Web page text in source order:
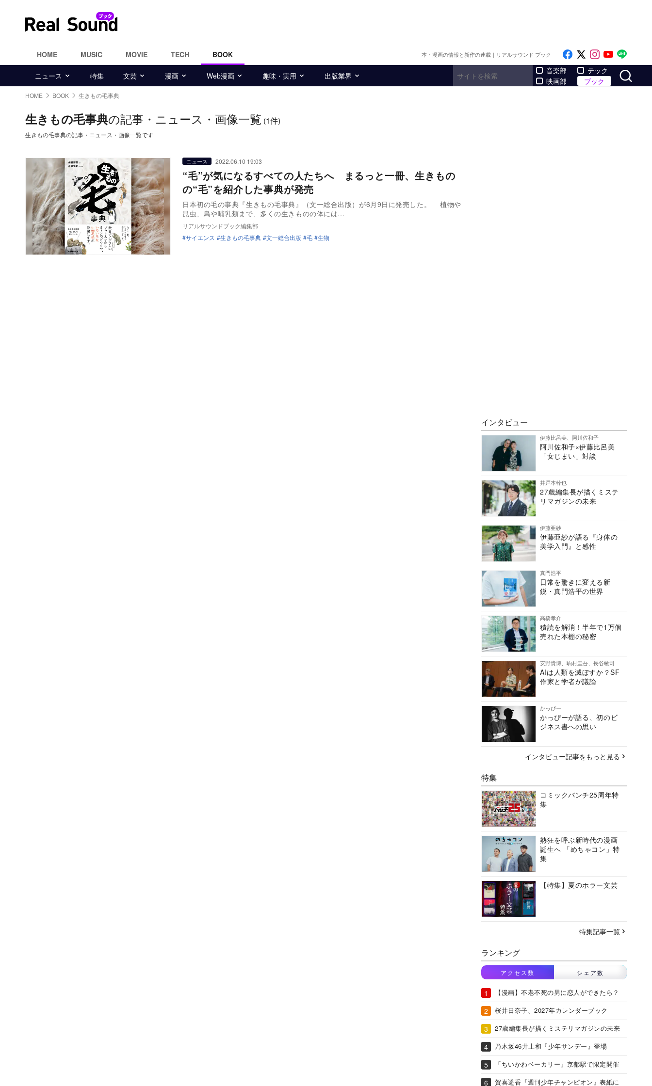
HOME MUSIC MOVIE TECH BOOK 本・漫画の情報と新作の連載｜リアルサウンド ブック Like on Facebook
Follow on x
Follow on
Follow
ニュース 特集 文芸 漫画 Web漫画 趣味・実用 出版業界
音楽部
映画部
テック
ブック
HOME BOOK 生きもの毛事典
生きもの毛事典の記事・ニュース・画像一覧 (1件)
生きもの毛事典の記事・ニュース・画像一覧です
ニュース 2022.06.10 19:03
“毛”が気になるすべての人たちへ まるっと一冊、生きもの
の“毛”を紹介した事典が発売
日本初の毛の事典『生きもの毛事典』（文一総合出版）が6月9日に発売した。 植物や
昆虫、鳥や哺乳類まで、多くの生きものの体には…
リアルサウンドブック編集部
サイエンス
生きもの毛事典 文一総合出版 毛 生物
インタビュー
伊藤比呂美、阿川佐和子
阿川佐和子×伊藤比呂美
「女じまい」対談
井戸本幹也
27歳編集長が描くミステ
リマガジンの未来
伊藤亜紗
伊藤亜紗が語る『身体の
美学入門』と感性
真門浩平
日常を驚きに変える新
鋭・真門浩平の世界
高橋孝介
積読を解消！半年で1万個
売れた本棚の秘密
安野貴博、駒村圭吾、長谷敏司
AIは人類を滅ぼすか？SF
作家と学者が議論
かっぴー
かっぴーが語る、初のビ
ジネス書への思い
インタビュー記事をもっと見る
特集
コミックバンチ25周年特
集
熱狂を呼ぶ新時代の漫画
誕生へ 「めちゃコン」特
集
【特集】夏のホラー文芸
特集記事一覧
ランキング
アクセス数 シェア数
【漫画】不老不死の男に恋人ができたら？
桜井日奈子、2027年カレンダーブック
27歳編集長が描くミステリマガジンの未来
乃木坂46井上和『少年サンデー』登場
「ちいかわベーカリー」京都駅で限定開催
賀喜遥香『週刊少年チャンピオン』表紙に